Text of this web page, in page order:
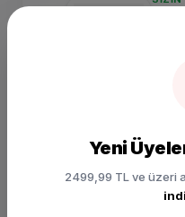
₺
Yeni
2499,99 TL ve üzeri